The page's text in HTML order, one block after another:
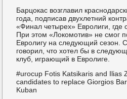
Барцокас возглавил
года, подписав двухлетний
«Финал четырех» Евролиги, где
При этом «Локомотив» не смог
Евролигу на следующий сезон.
говорил, что хотел бы в
клуб, играющий в Евролиге.
#urocup Fotis Katsikaris and Ilias
candidates to replace Giorgios
Kuban